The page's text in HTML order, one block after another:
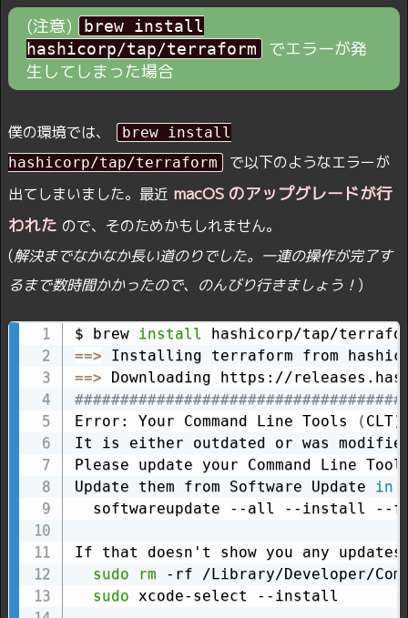
(注意)
brew install
hashicorp/tap/terraform
でエラーが発
生してしまった場合
僕の環境では、
brew install
hashicorp/tap/terraform
で以下のようなエラーが
出てしまいました。最近 macOS のアップグレードが行
われた ので、そのためかもしれません。
(解決までなかなか長い道のりでした。一連の操作が完了す
るまで数時間かかったので、のんびり行きましょう！ )
$ brew install
==>
==>
Error: Your Command Line Tools
( CLT)
It is either outdated or was
Please update your Command Line
Update them from Software Update in
softwareupdate --all --install --
If that doesn't show you any
sudo
rm -rf /Library/Developer/
sudo xcode-select --install